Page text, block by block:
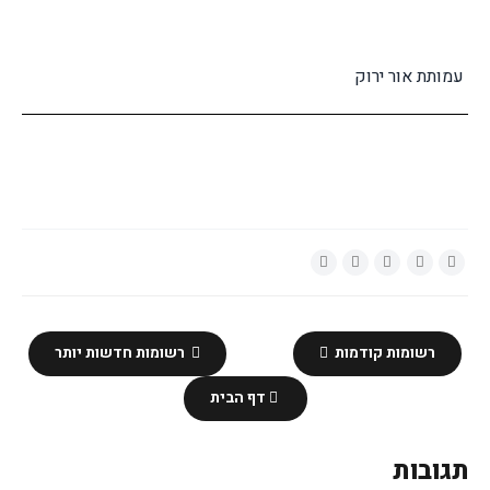
עמותת אור ירוק
רשומות חדשות יותר רשומות קודמות
דף הבית
תגובות